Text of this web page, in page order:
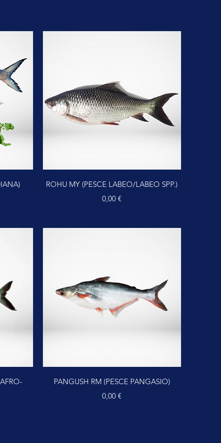
Vista rapida
ROHU MY (PESCE LABEO/LABEO SPP.)
Prezzo
0,00 €
Vista rapida
PANGUSH RM (PESCE PANGASIO)
Prezzo
0,00 €